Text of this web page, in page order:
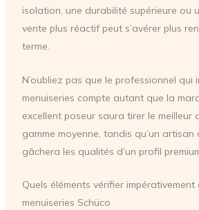
isolation, une durabilité supérieure ou
vente plus réactif peut s’avérer plus
terme.
N’oubliez pas que le professionnel qui
menuiseries compte autant que la
excellent poseur saura tirer le meilleur
gamme moyenne, tandis qu’un
gâchera les qualités d’un profil
Quels éléments vérifier impérativement
menuiseries Schüco